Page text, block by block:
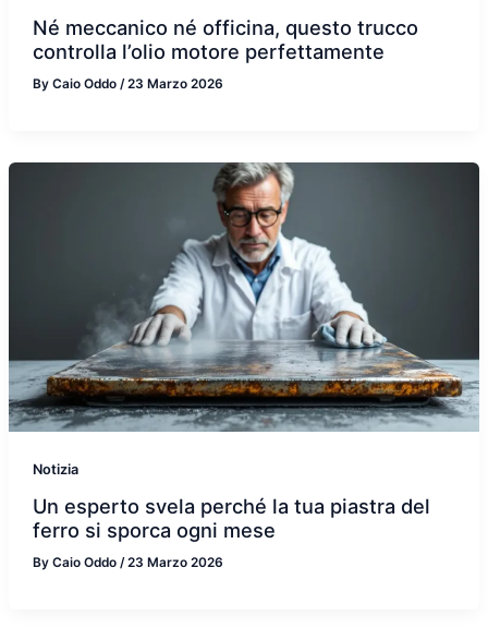
Né meccanico né officina, questo trucco
controlla l’olio motore perfettamente
By Caio Oddo /23 Marzo 2026
Notizia
Un esperto svela perché la tua piastra del
ferro si sporca ogni mese
By Caio Oddo /23 Marzo 2026